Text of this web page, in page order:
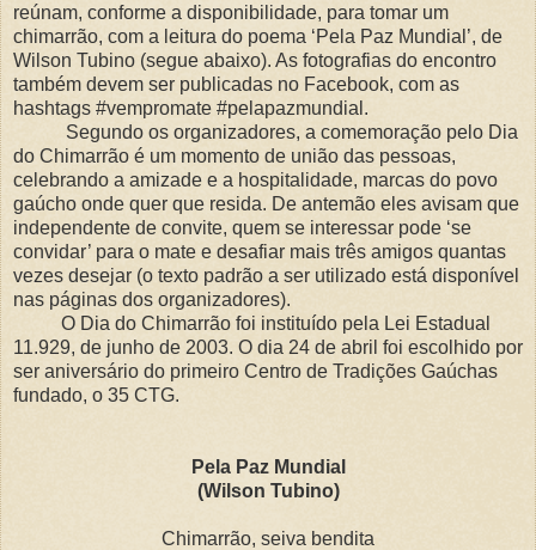
reúnam, conforme a disponibilidade, para tomar um
chimarrão, com a leitura do poema ‘Pela Paz Mundial’, de
Wilson Tubino (segue abaixo). As fotografias do encontro
também devem ser publicadas no Facebook, com as
hashtags #vempromate #pelapazmundial.
Segundo os organizadores, a comemoração pelo Dia
do Chimarrão é um momento de união das pessoas,
celebrando a amizade e a hospitalidade, marcas do povo
gaúcho onde quer que resida. De antemão eles avisam que
independente de convite, quem se interessar pode ‘se
convidar’ para o mate e desafiar mais três amigos quantas
vezes desejar (o texto padrão a ser utilizado está disponível
nas páginas dos organizadores).
O Dia do Chimarrão foi instituído pela Lei Estadual
11.929, de junho de 2003. O dia 24 de abril foi escolhido por
ser aniversário do primeiro Centro de Tradições Gaúchas
fundado, o 35 CTG.
Pela Paz Mundial
(Wilson Tubino)
Chimarrão, seiva bendita